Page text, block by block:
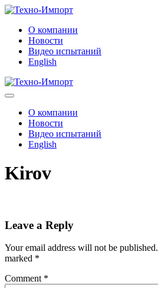
Skip
contentО компании
Новости
Видео испытаний
English
Menu
ToggleО компании
Новости
Видео испытаний
English
Kirov
Leave a Reply
Your email address will not be published.
marked *
Comment *